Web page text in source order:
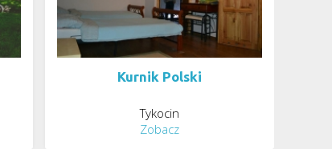
Kurnik Polski
Tykocin
Zobacz